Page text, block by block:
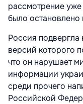
рассмотрение уже
было
Россия подвергла
версий которого
что он нарушает
информации
среди прочего
Российской